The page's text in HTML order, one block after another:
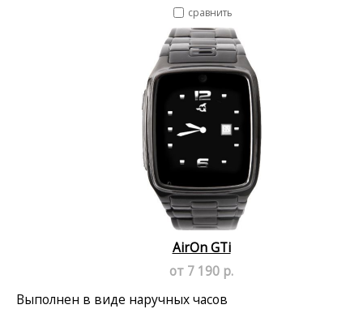
сравнить
AirOn GTi
от 7 190 р.
Выполнен в виде наручных часов